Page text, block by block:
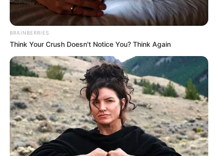
BRAINBERRIES
Think Your Crush Doesn't Notice You? Think Again